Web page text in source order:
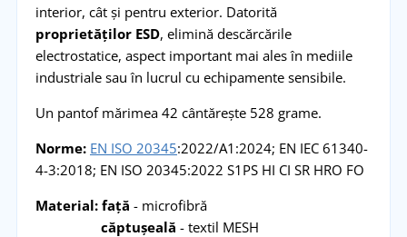
interior, cât și pentru exterior. Datorită
proprietăților ESD, elimină descărcările
electrostatice, aspect important mai ales în mediile
industriale sau în lucrul cu echipamente sensibile.
Un pantof mărimea 42 cântărește 528 grame.
Norme: EN ISO 20345:2022/A1:2024; EN IEC 61340-
4-3:2018; EN ISO 20345:2022 S1PS HI CI SR HRO FO
Material: față - microfibră
căptușeală - textil MESH